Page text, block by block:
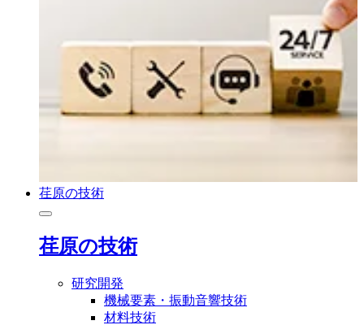
荏原の技術
荏原の技術
研究開発
機械要素・振動音響技術
材料技術